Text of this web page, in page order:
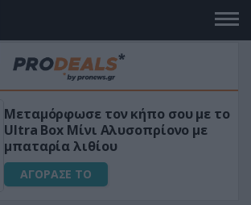
Μεταμόρφωσε τον κήπο σου με το
Ultra Box Μίνι Αλυσοπρίονο με
μπαταρία λιθίου
ΑΓΟΡΑΣΕ ΤΟ